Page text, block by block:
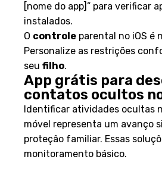
[nome do app]” para verificar
instalados.
O controle parental no iOS é
Personalize as restrições
seu filho.
App grátis para
contatos ocultos
Identificar atividades ocultas
móvel representa um avanço
proteção familiar. Essas
monitoramento básico.